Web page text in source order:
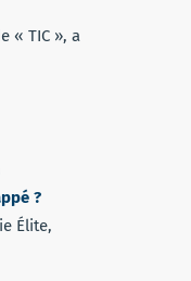
« TIC », a
?
Élite,